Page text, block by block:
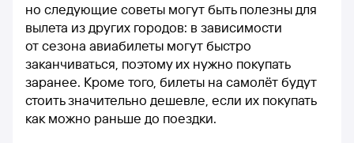
но следующие советы могут быть полезны для
вылета из других городов: в зависимости
от сезона авиабилеты могут быстро
заканчиваться, поэтому их нужно покупать
заранее. Кроме того, билеты на самолёт будут
стоить значительно дешевле, если их покупать
как можно раньше до поездки.